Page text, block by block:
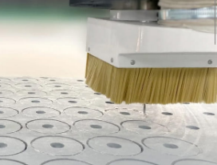
供定制化的
微孔绝热产品
工解决方案